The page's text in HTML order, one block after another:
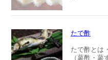
たで酢
たで酢とは
（蓼酢・蓼